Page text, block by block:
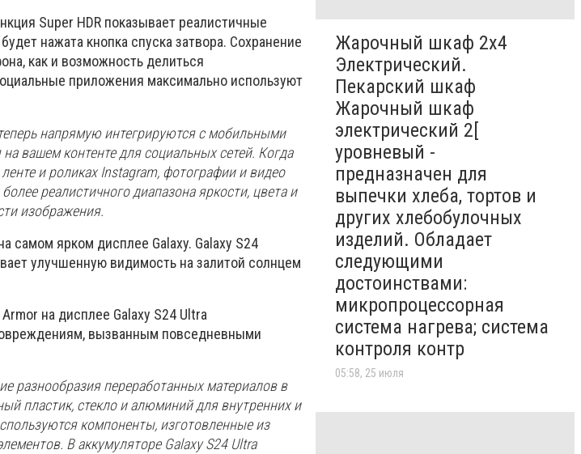
Super HDR показывает реалистичные
нажата кнопка спуска затвора. Сохранение
как и возможность делиться
приложения максимально используют
напрямую интегрируются с мобильными
вашем контенте для социальных сетей. Когда
и роликах Instagram, фотографии и видео
реалистичного диапазона яркости, цвета и
изображения.
самом ярком дисплее Galaxy. Galaxy S24
улучшенную видимость на залитой солнцем
на дисплее Galaxy S24 Ultra
вызванным повседневными
разнообразия переработанных материалов в
пластик, стекло и алюминий для внутренних и
компоненты, изготовленные из
В аккумуляторе Galaxy S24 Ultra
Жарочный шкаф 2х4
Электрический.
Пекарский шкаф
Жарочный шкаф
электрический 2[
уровневый -
предназначен для
выпечки хлеба, тортов и
других хлебобулочных
изделий. Обладает
следующими
достоинствами:
микропроцессорная
система нагрева; система
контроля контр
05:58, 25 июля